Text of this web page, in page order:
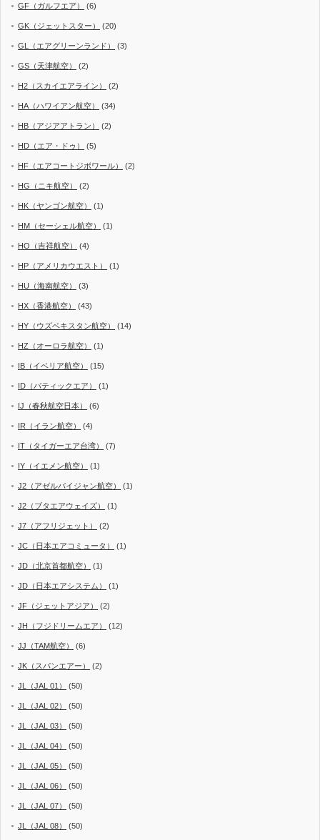
GF（ガルフエア） (6)
GK（ジェットスター） (20)
GL（エアグリーンランド） (3)
GS（天津航空） (2)
H2（スカイエアライン） (2)
HA（ハワイアン航空） (34)
HB（アジアアトラン） (2)
HD（エア・ドゥ） (5)
HF（エアコートジボワール） (2)
HG（ニキ航空） (2)
HK（ヤンゴン航空） (1)
HM（セーシェル航空） (1)
HO（吉祥航空） (4)
HP（アメリカウエスト） (1)
HU（海南航空） (3)
HX（香港航空） (43)
HY（ウズベキスタン航空） (14)
HZ（オーロラ航空） (1)
IB（イベリア航空） (15)
ID（バティックエア） (1)
IJ（春秋航空日本） (6)
IR（イラン航空） (4)
IT（タイガーエア台湾） (7)
IY（イエメン航空） (1)
J2（アゼルバイジャン航空） (1)
J2（ブタエアウェイズ） (1)
J7（アフリジェット） (2)
JC（日本エアコミュータ） (1)
JD（北京首都航空） (1)
JD（日本エアシステム） (1)
JF（ジェットアジア） (2)
JH（フジドリームエア） (12)
JJ（TAM航空） (6)
JK（スパンエアー） (2)
JL（JAL 01） (50)
JL（JAL 02） (50)
JL（JAL 03） (50)
JL（JAL 04） (50)
JL（JAL 05） (50)
JL（JAL 06） (50)
JL（JAL 07） (50)
JL（JAL 08） (50)